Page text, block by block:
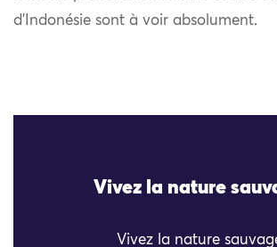
d’Indonésie sont à voir absolument.
Vivez la nature
Vivez la nature